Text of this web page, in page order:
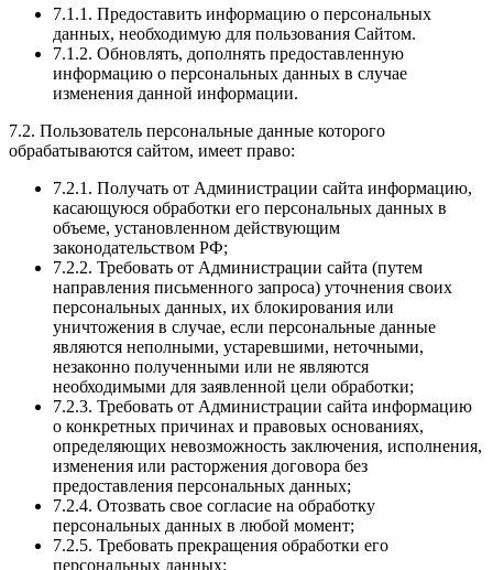
7.1.1. Предоставить информацию о персональных
данных, необходимую для пользования Сайтом.
7.1.2. Обновлять, дополнять предоставленную
информацию о персональных данных в случае
изменения данной информации.
7.2. Пользователь персональные данные которого
обрабатываются сайтом, имеет право:
7.2.1. Получать от Администрации сайта информацию,
касающуюся обработки его персональных данных в
объеме, установленном действующим
законодательством РФ;
7.2.2. Требовать от Администрации сайта (путем
направления письменного запроса) уточнения своих
персональных данных, их блокирования или
уничтожения в случае, если персональные данные
являются неполными, устаревшими, неточными,
незаконно полученными или не являются
необходимыми для заявленной цели обработки;
7.2.3. Требовать от Администрации сайта информацию
о конкретных причинах и правовых основаниях,
определяющих невозможность заключения, исполнения,
изменения или расторжения договора без
предоставления персональных данных;
7.2.4. Отозвать свое согласие на обработку
персональных данных в любой момент;
7.2.5. Требовать прекращения обработки его
персональных данных;